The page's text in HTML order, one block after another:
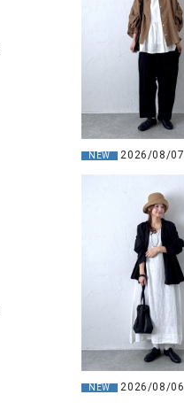
NEW 2026/08/07
NEW 2026/08/06